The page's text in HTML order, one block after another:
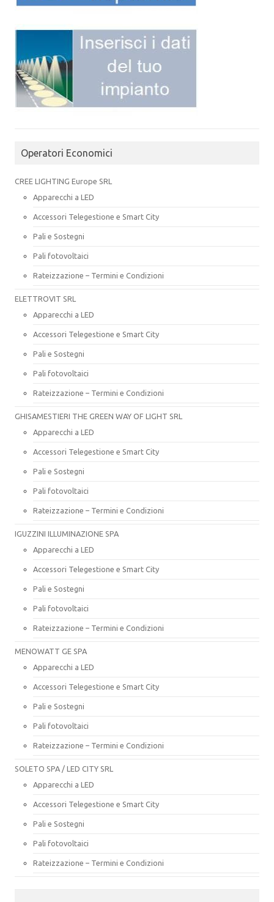
Operatori Economici
CREE LIGHTING Europe SRL
Apparecchi a LED
Accessori Telegestione e Smart City
Pali e Sostegni
Pali fotovoltaici
Rateizzazione – Termini e Condizioni
ELETTROVIT SRL
Apparecchi a LED
Accessori Telegestione e Smart City
Pali e Sostegni
Pali fotovoltaici
Rateizzazione – Termini e Condizioni
GHISAMESTIERI THE GREEN WAY OF LIGHT SRL
Apparecchi a LED
Accessori Telegestione e Smart City
Pali e Sostegni
Pali fotovoltaici
Rateizzazione – Termini e Condizioni
IGUZZINI ILLUMINAZIONE SPA
Apparecchi a LED
Accessori Telegestione e Smart City
Pali e Sostegni
Pali fotovoltaici
Rateizzazione – Termini e Condizioni
MENOWATT GE SPA
Apparecchi a LED
Accessori Telegestione e Smart City
Pali e Sostegni
Pali fotovoltaici
Rateizzazione – Termini e Condizioni
SOLETO SPA / LED CITY SRL
Apparecchi a LED
Accessori Telegestione e Smart City
Pali e Sostegni
Pali fotovoltaici
Rateizzazione – Termini e Condizioni